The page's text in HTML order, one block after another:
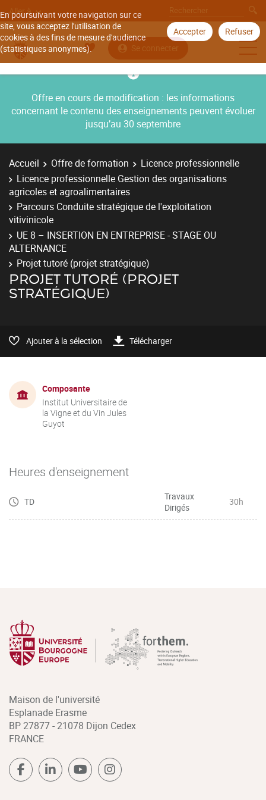
En poursuivant votre navigation sur ce
site, vous acceptez l'utilisation de
cookies à des fins de mesure d'audience
(statistiques anonymes).
Accepter Refuser
Aller à
Se connecter
Offre en cours de modification : les informations
concernant le contenu des enseignements peuvent évoluer
jusqu’au 30 septembre
Accueil Offre de formation
Licence professionnelle
Licence professionnelle Gestion des organisations
agricoles et agroalimentaires
Parcours Conduite stratégique de l'exploitation
vitivinicole
UE 8 – INSERTION EN ENTREPRISE - STAGE OU
ALTERNANCE
Projet tutoré (projet stratégique)
PROJET TUTORÉ (PROJET
STRATÉGIQUE)
Ajouter à la sélection Télécharger
Composante
Institut Universitaire de
la Vigne et du Vin Jules
Guyot
Heures d'enseignement
TD
Travaux
Dirigés
30h
Maison de l'université
Esplanade Erasme
BP 27877 - 21078 Dijon Cedex
FRANCE